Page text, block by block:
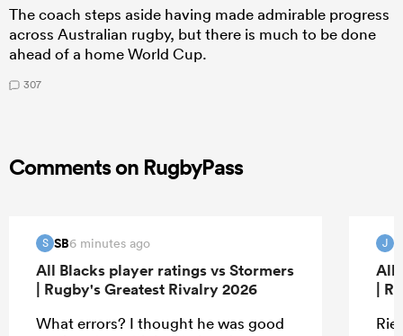
The coach steps aside having made admirable progress
across Australian rugby, but there is much to be done
ahead of a home World Cup.
307
Comments on RugbyPass
S SB6 minutes ago
All Blacks player ratings vs Stormers
| Rugby's Greatest Rivalry 2026
What errors? I thought he was good
J
All
|